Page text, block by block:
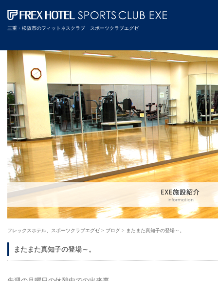
三重・松阪市のフィットネスクラブ スポーツクラブエグゼ
フレックスホテル、スポーツクラブエグゼ > ブログ > またまた真知子の登場～。
またまた真知子の登場～。